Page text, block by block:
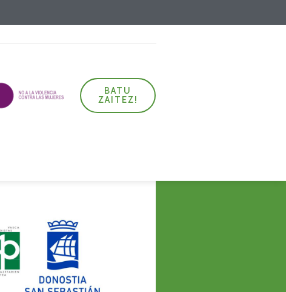
BATU
ZAITEZ!